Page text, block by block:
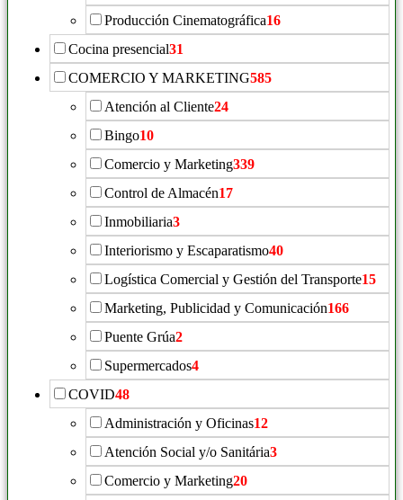
Producción Cinematográfica16
Cocina presencial31
COMERCIO Y MARKETING585
Atención al Cliente24
Bingo10
Comercio y Marketing339
Control de Almacén17
Inmobiliaria3
Interiorismo y Escaparatismo40
Logística Comercial y Gestión del Transporte15
Marketing, Publicidad y Comunicación166
Puente Grúa2
Supermercados4
COVID48
Administración y Oficinas12
Atención Social y/o Sanitária3
Comercio y Marketing20